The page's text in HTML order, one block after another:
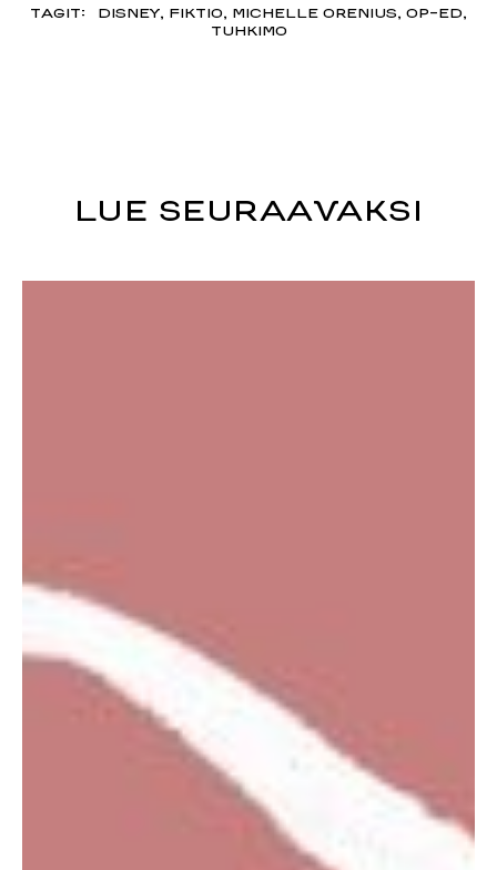
TAGIT: DISNEY FIKTIO MICHELLE ORENIUS OP-ED
TUHKIMO
LUE SEURAAVAKSI